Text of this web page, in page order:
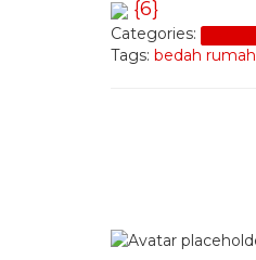
{6}
Categories:
Tags: bedah rumah